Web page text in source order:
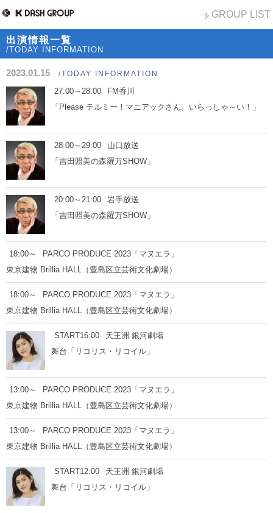
GROUP LIST
出演情報一覧
/TODAY INFORMATION
2023.01.15 /TODAY INFORMATION
27:00～28:00
FM香川
「Please テルミー！マニアックさん。いらっしゃ～い！」
28:00～29:00
山口放送
「吉田照美の森羅万SHOW」
20:00～21:00
岩手放送
「吉田照美の森羅万SHOW」
18:00～
PARCO PRODUCE 2023「マヌエラ」
東京建物 Brillia HALL（豊島区立芸術文化劇場）
18:00～
PARCO PRODUCE 2023「マヌエラ」
東京建物 Brillia HALL（豊島区立芸術文化劇場）
START16:00
天王洲 銀河劇場
舞台「リコリス・リコイル」
13:00～
PARCO PRODUCE 2023「マヌエラ」
東京建物 Brillia HALL（豊島区立芸術文化劇場）
13:00～
PARCO PRODUCE 2023「マヌエラ」
東京建物 Brillia HALL（豊島区立芸術文化劇場）
START12:00
天王洲 銀河劇場
舞台「リコリス・リコイル」